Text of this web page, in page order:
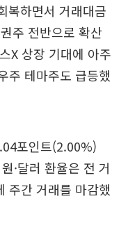
복하면서 거래대금
주 전반으로 확산
X 상장 기대에 아주
주 테마주도 급등했
포인트(2.00%)
·달러 환율은 전 거
주간 거래를 마감했